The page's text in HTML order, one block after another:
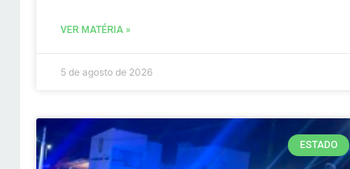
VER MATÉRIA »
5 de agosto de 2026
ESTADO